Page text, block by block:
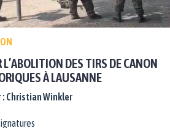
L’ABOLITION DES TIRS DE CANON
À LAUSANNE
: Christian Winkler